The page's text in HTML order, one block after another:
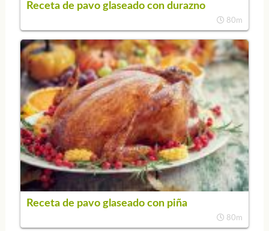
Receta de pavo glaseado con durazno
80m
Receta de pavo glaseado con piña
80m